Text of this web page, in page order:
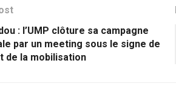
: l’UMP clôture sa campagne
par un meeting sous le signe de
de la mobilisation